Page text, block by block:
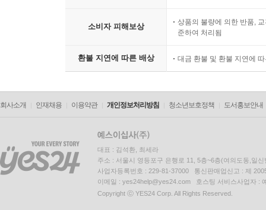
소비자 피해보상
상품의 불량에 의한 반품,
준하여 처리됨
환불 지연에 따른 배상 대금 환불 및 환불 지연에
회사소개 인재채용 이용약관 개인정보처리방침 청소년보호정책 도서홍보안내
대표 : 김석환, 최세라
주소 : 서울시 영등포구 은행로 11, 5층~6층(여의도동,일신
사업자등록번호 : 229-81-37000 통신판매업신고 : 제
이메일 : yes24help@yes24.com 호스팅 서비스사업자 :
Copyright ⓒ YES24 Corp. All Rights Reserved.